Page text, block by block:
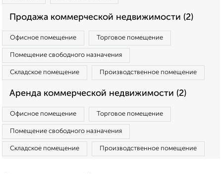
Продажа коммерческой недвижимости (2)
Офисное помещение Торговое помещение
Помещение свободного назначения
Складское помещение Производственное помещение
Аренда коммерческой недвижимости (2)
Офисное помещение Торговое помещение
Помещение свободного назначения
Складское помещение Производственное помещение